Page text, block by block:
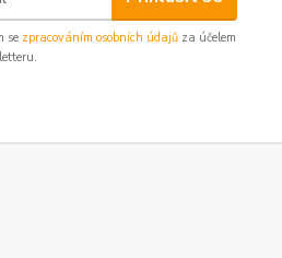
se zpracováním osobních údajů za účelem